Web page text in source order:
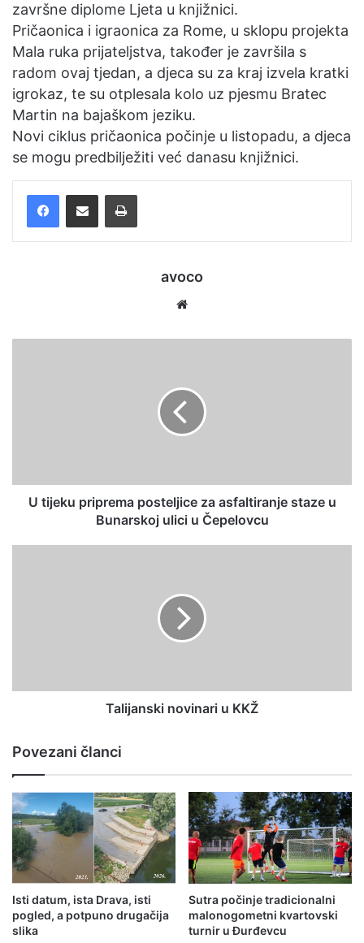
završne diplome Ljeta u knjižnici.
Pričaonica i igraonica za Rome, u sklopu projekta
Mala ruka prijateljstva, također je završila s
radom ovaj tjedan, a djeca su za kraj izvela kratki
igrokaz, te su otplesala kolo uz pjesmu Bratec
Martin na bajaškom jeziku.
Novi ciklus pričaonica počinje u listopadu, a djeca
se mogu predbilježiti već danasu knjižnici.
avoco
te
U tijeku priprema posteljice za asfaltiranje staze u
Bunarskoj ulici u Čepelovcu
Talijanski novinari u KKŽ
Povezani članci
Isti datum, ista Drava, isti
pogled, a potpuno drugačija
slika
Sutra počinje tradicionalni
malonogometni kvartovski
turnir u Đurđevcu